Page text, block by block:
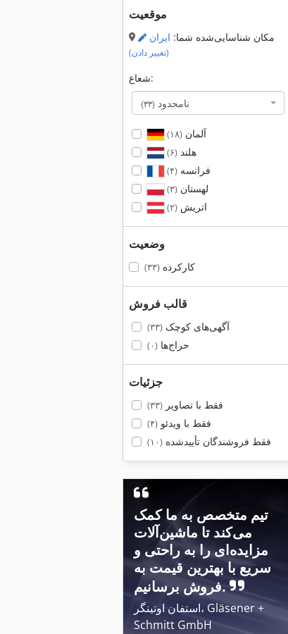
موقعیت
مکان شناسایی‌شده شما: ایران
(تغییر دادن)
شعاع:
نامحدود (۳۳)
آلمان(۱۸)
هلند(۶)
فرانسه(۴)
لهستان(۳)
اتریش(۲)
وضعیت
کارکرده(۳۳)
قالب فروش
آگهی‌های کوچک(۳۳)
حراج‌ها(۰)
جزئیات
فقط با تصاویر(۳۳)
فقط با ویدئو(۴)
فقط فروشندگان تأییدشده(۱۰)
تیم متخصص به ما کمک
می‌کند تا ماشین‌آلات
مزایده‌ای را به راحتی و
سریع با بهترین قیمت به
فروش برسانیم.
استفان اوتینگر، Gläsener +
Schmitt GmbH
تصفيه خاك Basika روغن جدا کننده